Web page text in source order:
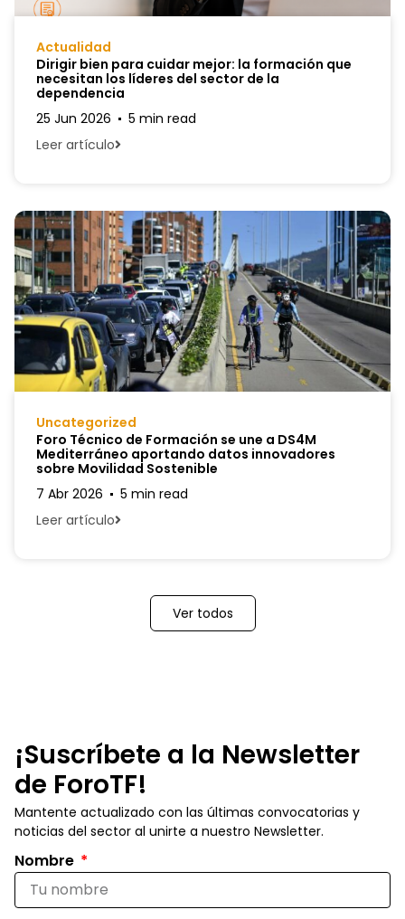
Actualidad
Dirigir bien para cuidar mejor: la formación que
necesitan los líderes del sector de la
dependencia
25 Jun 2026
5 min read
Leer artículo
Uncategorized
Foro Técnico de Formación se une a DS4M
Mediterráneo aportando datos innovadores
sobre Movilidad Sostenible
7 Abr 2026
5 min read
Leer artículo
Ver todos
¡Suscríbete a la Newsletter
de ForoTF!
Mantente actualizado con las últimas convocatorias y
noticias del sector al unirte a nuestro Newsletter.
Nombre